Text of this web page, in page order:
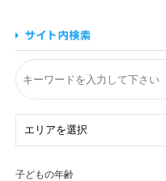
子どもの年齢